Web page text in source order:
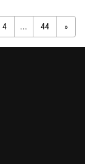
4 ... 44 »